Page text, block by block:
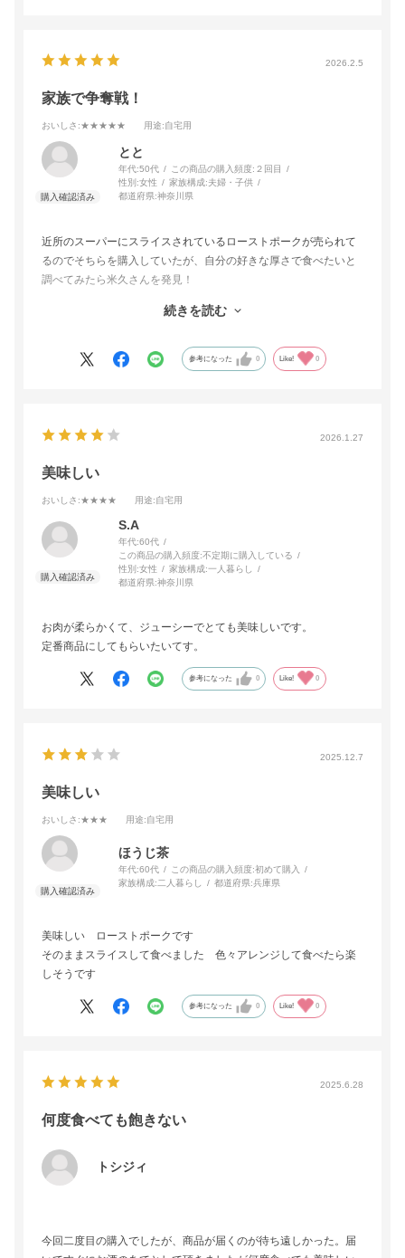
2026.2.5
家族で争奪戦！
おいしさ :★★★★★ 用途:自宅用
とと
年代:50代 この商品の購入頻度: ２回目
性別:女性 家族構成:夫婦・子供
都道府県:神奈川県
近所のスーパーにスライスされているローストポークが売られて
るのでそちらを購入していたが、自分の好きな厚さで食べたいと
調べてみたら米久さんを発見！
柔らかくジューシーで肉の味がしっかり感じられ、自分の好きな
厚さで食べられるとあって「もうちょっと切って！」とお願いさ
正月から2週間も経たない頃に再度注文したほど家族みんなが大フ
少し厚切りにして表面をこんがり焼いたステーキ風ローストポー
続きを読む
参考になった 0 Like! 0
2026.1.27
美味しい
おいしさ :★★★★ 用途:自宅用
S.A
年代:60代
この商品の購入頻度:不定期に購入している
性別:女性 家族構成:一人暮らし
都道府県:神奈川県
お肉が柔らかくて、ジューシーでとても美味しいです。
定番商品にしてもらいたいてす。
参考になった 0 Like! 0
2025.12.7
美味しい
おいしさ :★★★ 用途:自宅用
ほうじ茶
年代:60代 この商品の購入頻度:初めて購入
家族構成:二人暮らし 都道府県:兵庫県
美味しい ローストポークです
そのままスライスして食べました 色々アレンジして食べたら楽
しそうです
参考になった 0 Like! 0
2025.6.28
何度食べても飽きない
トシジィ
今回二度目の購入でしたが、商品が届くのが待ち遠しかった。届